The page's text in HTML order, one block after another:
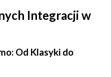
Integracji w
Od Klasyki do